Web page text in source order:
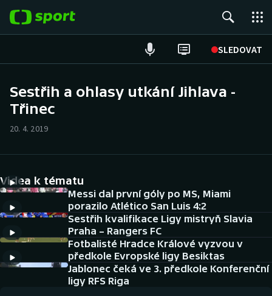
SLEDOVAT
Hokej
Cyklistika
DALŠÍ SPORTY
Americký fotbal
Baseball a softbal
NEPŘEHLÉDNĚTE
Sestřih a ohlasy utkání Jihlava -
Třinec
20. 4. 2019
Videa k tématu
Messi dal první góly po MS, Miami
porazilo Atlético San Luis 4:2
Sestřih kvalifikace Ligy mistryň Slavia
Praha – Rangers FC
Fotbalisté Hradce Králové vyzvou v
předkole Evropské ligy Besiktas
Jablonec čeká ve 3. předkole Konferenční
ligy RFS Riga